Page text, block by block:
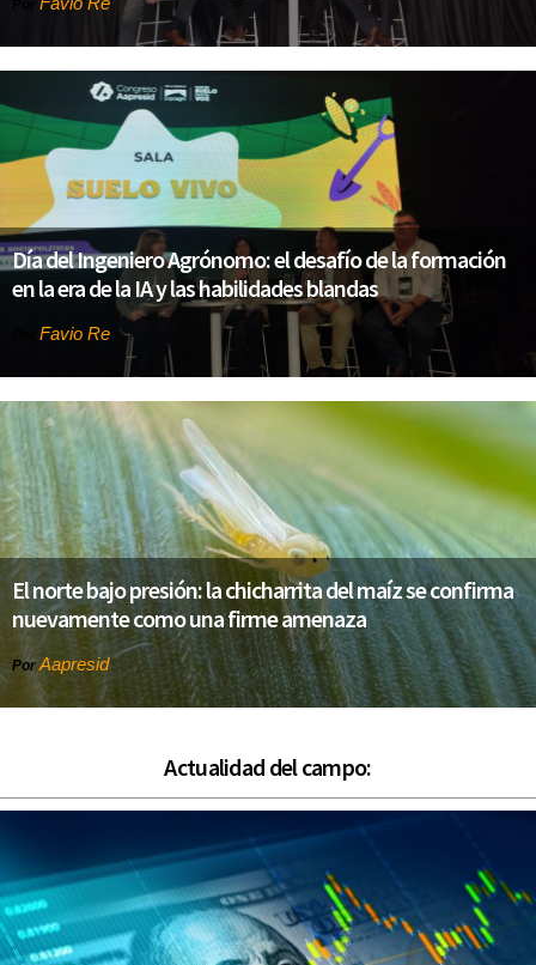
Día del Ingeniero Agrónomo: el desafío de la formación
en la era de la IA y las habilidades blandas
Favio Re
El norte bajo presión: la chicharrita del maíz se confirma
nuevamente como una firme amenaza
Por Aapresid
Actualidad del campo: